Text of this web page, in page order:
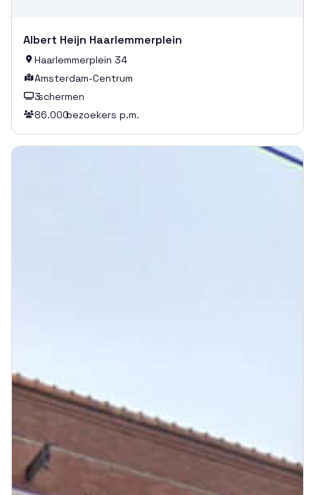
Albert Heijn Haarlemmerplein
 Haarlemmerplein 34
Amsterdam-Centrum
3schermen
86.000bezoekers p.m.